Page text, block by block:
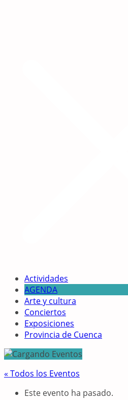
Actividades
AGENDA
Arte y cultura
Conciertos
Exposiciones
Provincia de Cuenca
« Todos los Eventos
Este evento ha pasado.